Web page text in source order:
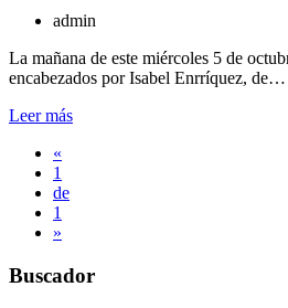
admin
La mañana de este miércoles 5 de
encabezados por Isabel Enrríquez, de…
Leer más
«
1
de
1
»
Buscador